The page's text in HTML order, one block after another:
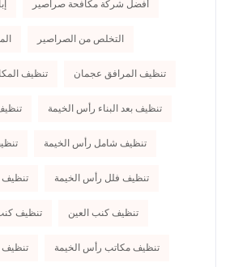
أفضل شركة مكافحة صراصير
التخلص من الصراصير
تنظيف المرافق عجمان تنظيف
تنظيف بعد البناء رأس الخيمة
تنظيف شامل رأس الخيمة
تنظيف فلل رأس الخيمة
تنظيف كنب العين تنظيف
تنظيف مكاتب رأس الخيمة